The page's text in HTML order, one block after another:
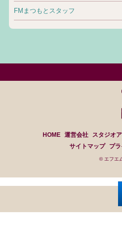
FMまつもとスタッフ
HOME 運営会社 スタジオ
サイトマップ
プ
© エフエ